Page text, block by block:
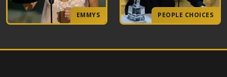
EMMYS PEOPLE CHOICES